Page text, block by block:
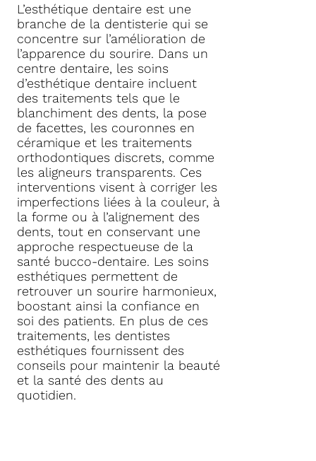
L’esthétique dentaire est une
branche de la dentisterie qui se
concentre sur l’amélioration de
l’apparence du sourire. Dans un
centre dentaire, les soins
d’esthétique dentaire incluent
des traitements tels que le
blanchiment des dents, la pose
de facettes, les couronnes en
céramique et les traitements
orthodontiques discrets, comme
les aligneurs transparents. Ces
interventions visent à corriger les
imperfections liées à la couleur, à
la forme ou à l’alignement des
dents, tout en conservant une
approche respectueuse de la
santé bucco-dentaire. Les soins
esthétiques permettent de
retrouver un sourire harmonieux,
boostant ainsi la confiance en
soi des patients. En plus de ces
traitements, les dentistes
esthétiques fournissent des
conseils pour maintenir la beauté
et la santé des dents au
quotidien.